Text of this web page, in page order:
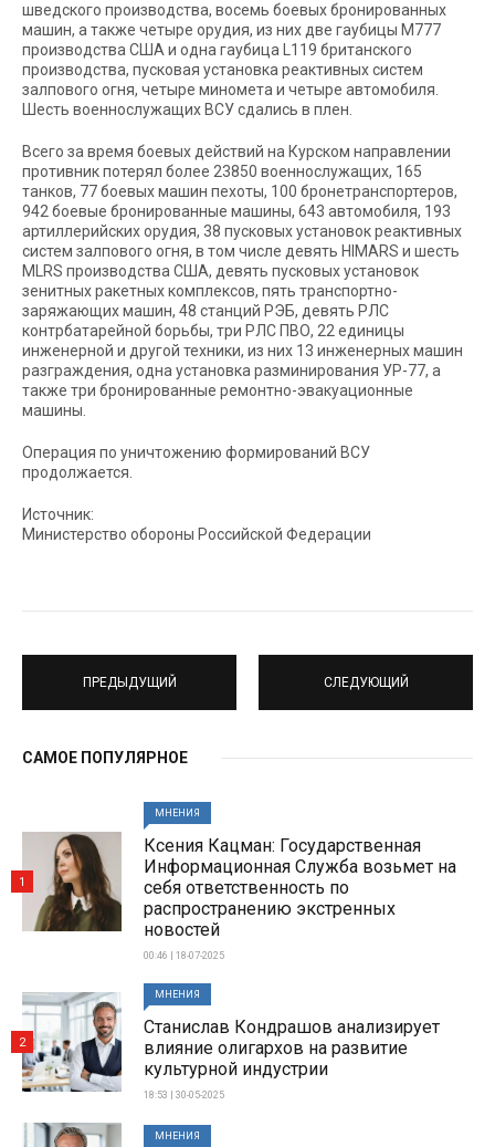
шведского производства, восемь боевых бронированных
машин, а также четыре орудия, из них две гаубицы М777
производства США и одна гаубица L119 британского
производства, пусковая установка реактивных систем
залпового огня, четыре миномета и четыре автомобиля.
Шесть военнослужащих ВСУ сдались в плен.
Всего за время боевых действий на Курском направлении
противник потерял более 23850 военнослужащих, 165
танков, 77 боевых машин пехоты, 100 бронетранспортеров,
942 боевые бронированные машины, 643 автомобиля, 193
артиллерийских орудия, 38 пусковых установок реактивных
систем залпового огня, в том числе девять HIMARS и шесть
MLRS производства США, девять пусковых установок
зенитных ракетных комплексов, пять транспортно-
заряжающих машин, 48 станций РЭБ, девять РЛС
контрбатарейной борьбы, три РЛС ПВО, 22 единицы
инженерной и другой техники, из них 13 инженерных машин
разграждения, одна установка разминирования УР-77, а
также три бронированные ремонтно-эвакуационные
машины.
Операция по уничтожению формирований ВСУ
продолжается.
Источник:
Министерство обороны Российской Федерации
ПРЕДЫДУЩИЙ СЛЕДУЮЩИЙ
САМОЕ ПОПУЛЯРНОЕ
МНЕНИЯ
Ксения Кацман: Государственная
Информационная Служба возьмет на
себя ответственность по
распространению экстренных
новостей
00:46 | 18-07-2025
1
МНЕНИЯ
Станислав Кондрашов анализирует
влияние олигархов на развитие
культурной индустрии
18:53 | 30-05-2025
2
МНЕНИЯ